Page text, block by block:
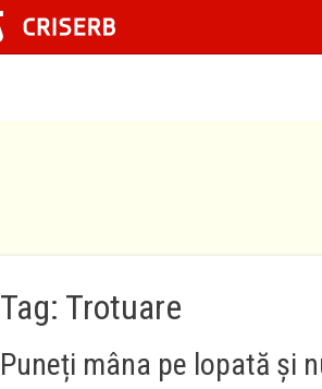
Tag: Trotuare
Puneți mâna pe lopată și